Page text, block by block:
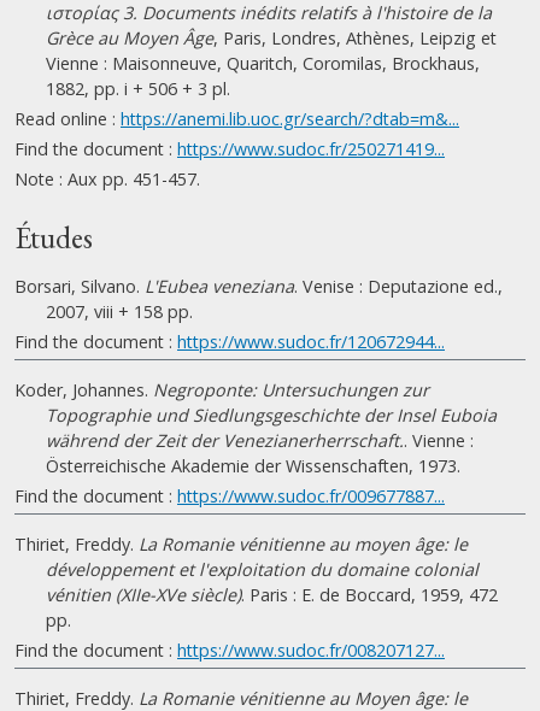
ιστορίας 3. Documents inédits relatifs à l'histoire de la
Grèce au Moyen Âge, Paris, Londres, Athènes, Leipzig et
Vienne : Maisonneuve, Quaritch, Coromilas, Brockhaus,
1882, pp. i + 506 + 3 pl.
Read online : https://anemi.lib.uoc.gr/search/?dtab=m&...
Find the document : https://www.sudoc.fr/250271419...
Note : Aux pp. 451-457.
Études
Borsari, Silvano. L'Eubea veneziana. Venise : Deputazione ed.,
2007, viii + 158 pp.
Find the document : https://www.sudoc.fr/120672944...
Koder, Johannes. Negroponte: Untersuchungen zur
Topographie und Siedlungsgeschichte der Insel Euboia
während der Zeit der Venezianerherrschaft.. Vienne :
Österreichische Akademie der Wissenschaften, 1973.
Find the document : https://www.sudoc.fr/009677887...
Thiriet, Freddy. La Romanie vénitienne au moyen âge: le
développement et l'exploitation du domaine colonial
vénitien (XIIe-XVe siècle). Paris : E. de Boccard, 1959, 472
pp.
Find the document : https://www.sudoc.fr/008207127...
Thiriet, Freddy. La Romanie vénitienne au Moyen âge: le